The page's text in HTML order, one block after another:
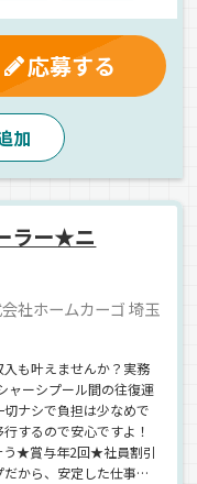
厚生年金
当 朝
昼
ドライブレコーダー
建材
応募する
加
ラー★ニ
社ホームカーゴ 埼玉
も叶えませんか？実務
ーシプール間の往復運
ナシで負担は少なめで
するので安心ですよ！
★賞与年2回★社員割引
から、安定した仕事量